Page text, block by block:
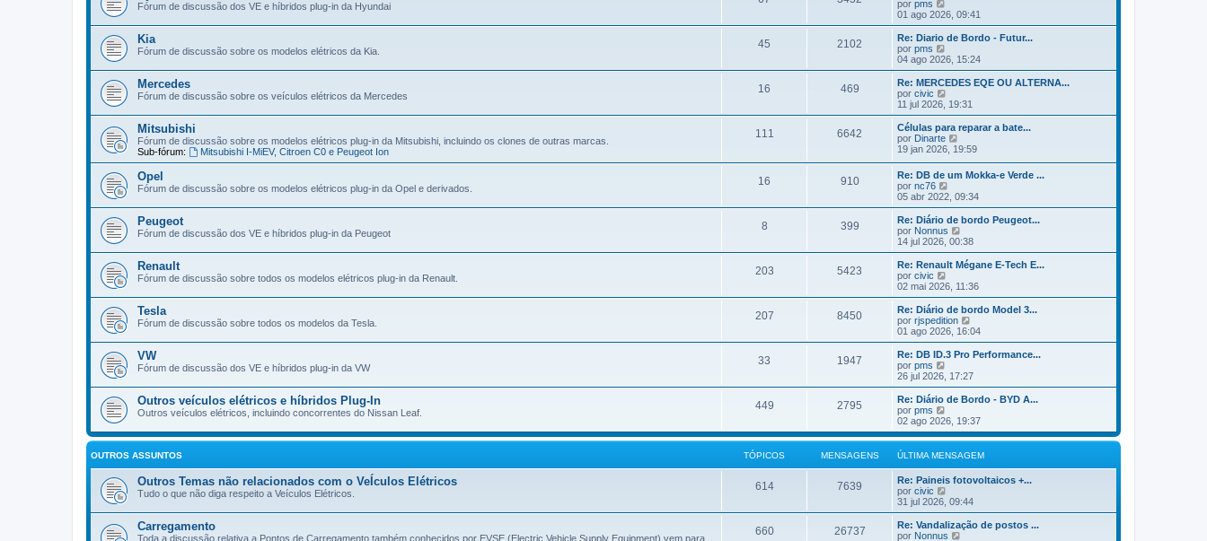
a
g
e
m
a
e
s
a
g
m
ú
i
m
a
e
s
a
g
e
m
Fórum de discussão dos VE e híbridos plug-in da Hyundai
por pms
e
j
a
ú
t
i
m
a
e
n
s
a
g
e
m
01 ago 2026, 09:41
Kia
Fórum de discussão sobre os modelos elétricos da Kia.
45 2102
Re: Diario de Bordo - Futur...
por pms
e
j
a
ú
i
m
a
M
e
n
s
a
g
e
m
04 ago 2026, 15:24
Mercedes
Fórum de discussão sobre os veículos elétricos da Mercedes
16 469
Re: MERCEDES EQE OU ALTERNA...
por civic
e
j
a
a
ú
l
t
i
m
a
M
e
n
s
a
g
m
11 jul 2026, 19:31
Mitsubishi
Fórum de discussão sobre os modelos elétricos plug-in da Mitsubishi, incluindo os clones de outras marcas.
Sub-fórum:
Mitsubishi I-MiEV, Citroen C0 e Peugeot Ion
111 6642
Células para reparar a bate...
por Dinarte
e
a
ú
l
t
m
a
M
e
s
a
g
e
m
19 jan 2026, 19:59
Opel
Fórum de discussão sobre os modelos elétricos plug-in da Opel e derivados.
16 910
Re: DB de um Mokka-e Verde ...
por nc76
e
j
a
a
ú
t
i
m
a
e
n
s
a
g
m
05 abr 2022, 09:34
Peugeot
Fórum de discussão dos VE e híbridos plug-in da Peugeot
8 399
Re: Diário de bordo Peugeot...
por Nonnus
e
j
a
ú
t
i
m
a
e
s
a
g
m
14 jul 2026, 00:38
Renault
Fórum de discussão sobre todos os modelos elétricos plug-in da Renault.
203 5423
Re: Renault Mégane E-Tech E...
por civic
e
j
a
a
ú
t
i
m
a
e
s
a
e
m
02 mai 2026, 11:36
Tesla
Fórum de discussão sobre todos os modelos da Tesla.
207 8450
Re: Diário de bordo Model 3...
por rjspedition
e
j
a
ú
i
m
a
M
n
s
a
e
m
01 ago 2026, 16:04
VW
Fórum de discussão dos VE e híbridos plug-in da VW
33 1947
Re: DB ID.3 Pro Performance...
por pms
e
j
a
ú
t
i
m
a
M
n
s
a
g
26 jul 2026, 17:27
Outros veículos elétricos e híbridos Plug-In
Outros veículos elétricos, incluindo concorrentes do Nissan Leaf.
449 2795
Re: Diário de Bordo - BYD A...
por pms
e
j
a
a
t
m
a
M
e
02 ago 2026, 19:37
OUTROS ASSUNTOS TÓPICOS MENSAGENS ÚLTIMA MENSAGEM
Outros Temas não relacionados com o VeÍculos Elétricos
Tudo o que não diga respeito a Veículos Elétricos.
614 7639
Re: Paineis fotovoltaicos +...
por civic
e
j
a
a
31 jul 2026, 09:44
Carregamento
Toda a discussão relativa a Pontos de Carregamento também conhecidos por EVSE (Electric Vehicle Supply Equipment) vem para
660 26737
Re: Vandalização de postos ...
por Nonnus